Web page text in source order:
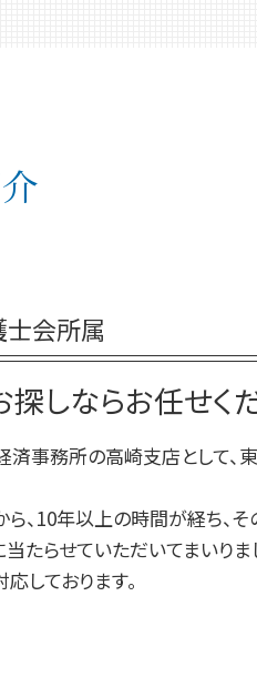
離婚
民事
民事
前橋
高崎
前橋
高崎
前橋
弁護
会所属
しならお任せくだ
事務所の高崎支店として、
、10年以上の時間が経ち、
たらせていただいてまいりま
しております。